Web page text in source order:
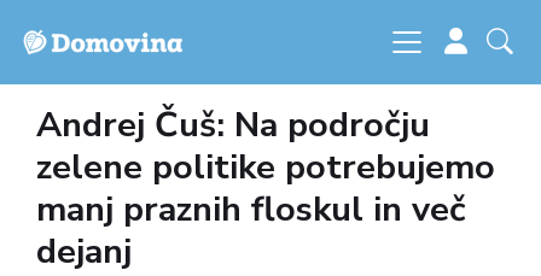
Andrej Čuš: Na področju
zelene politike potrebujemo
manj praznih floskul in več
dejanj